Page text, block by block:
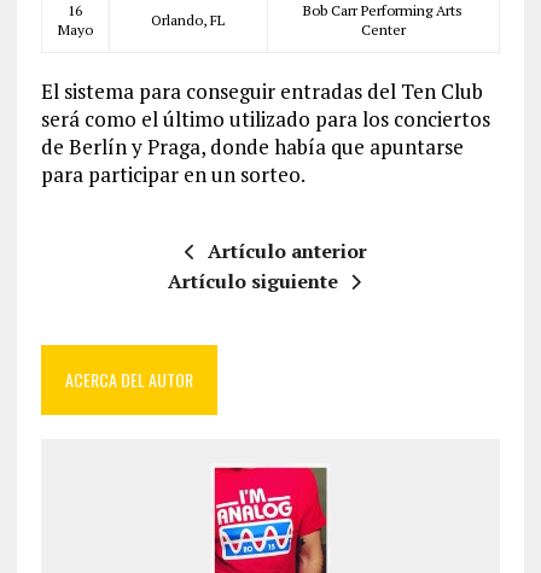
16
Mayo
Orlando, FL
Bob Carr Performing Arts
Center
El sistema para conseguir entradas del Ten Club
será como el último utilizado para los conciertos
de Berlín y Praga, donde había que apuntarse
para participar en un sorteo.
Artículo anterior
Artículo siguiente
ACERCA DEL AUTOR